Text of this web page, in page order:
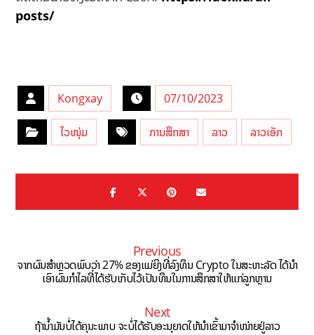
posts/
Kongxay 07/10/2023
ໄວໜຸ່ມ ການສຶກສາ ລາວ ລາວເອັກ
Previous
ຈາກຜົນສຳຫຼວດພົບວ່າ 27% ຂອງແມ່ຍິງທີ່ລົງທຶນ Crypto ໃນສະຫະລັດ ໄດ້ນຳ
ເອົາຜົນກຳໄລທີ່ໄດ້ຮັບເກັບໄວ້ເປັນທຶນໃນການສຶກສາໃຫ້ແກ່ລູກຫຼານ
Next
ຖ້ານ້ຳມັນບໍ່ໄດ້ຄຸນະພາບ ຈະບໍ່ໄດ້ຮັບອະນຸຍາດໃຫ້ນຳເຂົ້າມາຈຳໜ່າຍຢູ່ລາວ